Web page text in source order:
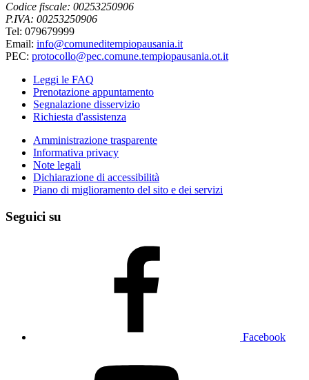
Codice fiscale: 00253250906
P.IVA: 00253250906
Tel: 079679999
Email: info@comuneditempiopausania.it
PEC: protocollo@pec.comune.tempiopausania.ot.it
Leggi le FAQ
Prenotazione appuntamento
Segnalazione disservizio
Richiesta d'assistenza
Amministrazione trasparente
Informativa privacy
Note legali
Dichiarazione di accessibilità
Piano di miglioramento del sito e dei servizi
Seguici su
Facebook